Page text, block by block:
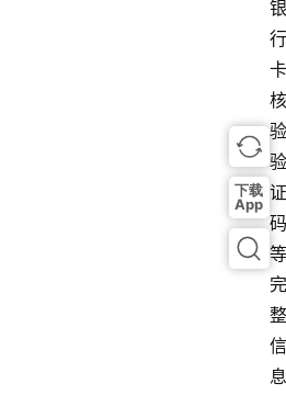
银
行
卡
核
验
验
证
码
等
完
整
信
息
下载
App